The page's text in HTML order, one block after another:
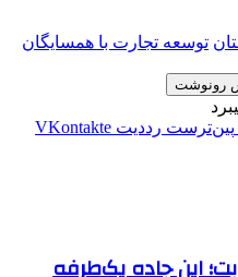
توسعه تجارت با همسایگان
رونوشت
‫پین‌ترست ‫رددیت ‫VKontakte
رقابت؛ این جاده یک‌طرفه